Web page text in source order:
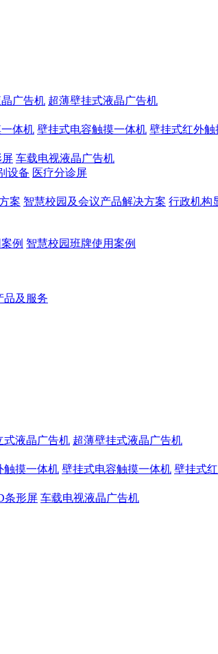
广告机 超薄壁挂式液晶广告机
体机 壁挂式电容触摸一体机 壁挂式红外触
车载电视液晶广告机
设备 医疗分诊屏
案 智慧校园及会议产品解决方案 行政机构
例 智慧校园班牌使用案例
品及服务
式液晶广告机 超薄壁挂式液晶广告机
触摸一体机 壁挂式电容触摸一体机 壁挂式
条形屏 车载电视液晶广告机